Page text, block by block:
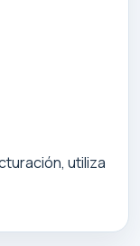
utiliza